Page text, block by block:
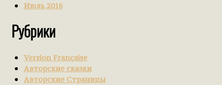
Июль 2016
Рубрики
Version Française
Авторские сказки
Авторские Страницы